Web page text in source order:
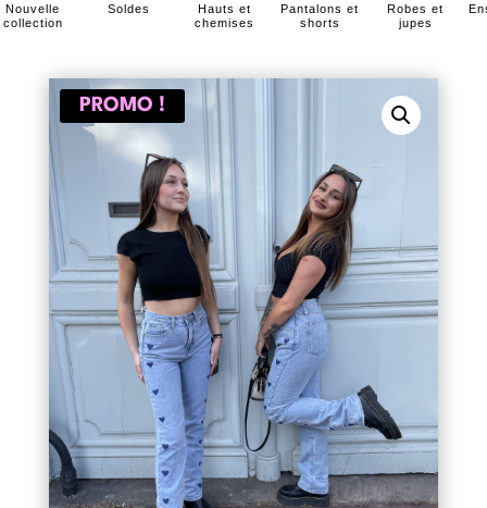
Nouvelle
collection
Soldes
Hauts et
chemises
Pantalons et
shorts
Robes et
jupes
PROMO !